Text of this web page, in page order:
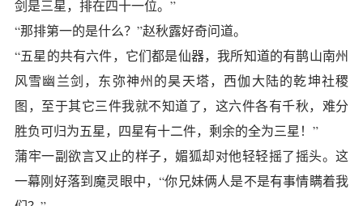
剑是三星，排在四十一位。”
“那排第一的是什么？”赵秋露好奇问道。
“五星的共有六件，它们都是仙器，我所知道的有鹊山南州
风雪幽兰剑，东弥神州的昊天塔，西伽大陆的乾坤社稷
图，至于其它三件我就不知道了，这六件各有千秋，难分
胜负可归为五星，四星有十二件，剩余的全为三星！”
蒲牢一副欲言又止的样子，媚狐却对他轻轻摇了摇头。这
一幕刚好落到魔灵眼中，“你兄妹俩人是不是有事情瞒着我